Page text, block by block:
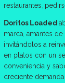
restaurantes,
Doritos Loaded
marca, amantes
invitándolos a
en platos con un
conveniencia y
creciente